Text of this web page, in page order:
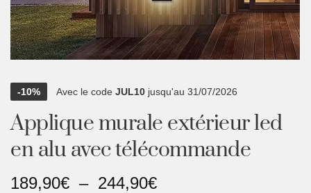
PLAFONNIER
Nous contacter
Mon compte
Inscrivez-vous à la newsletter et recevez un code promo
-10% Avec le code JUL10 jusqu'au 31/07/2026
Applique murale extérieur led
en alu avec télécommande
189,90€ – 244,90€